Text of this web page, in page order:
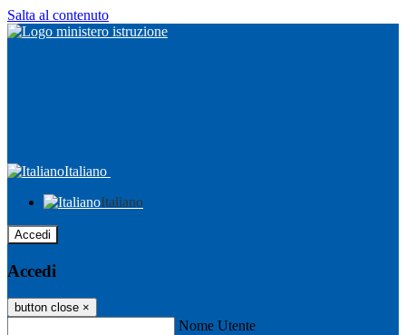
Salta al contenuto
Italiano
Italiano
Accedi
Accedi
button close ×
Nome Utente